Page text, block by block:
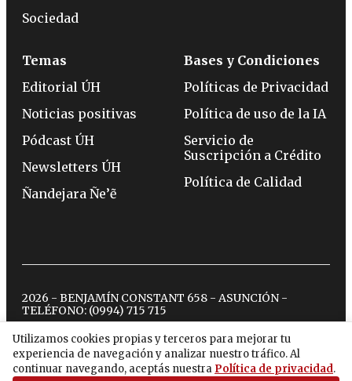
Utilizamos cookies propias y terceros para mejorar tu
experiencia de navegación y analizar nuestro tráfico. Al
continuar navegando, aceptás nuestra Política de privacidad.
Sociedad
Temas
Editorial ÚH
Noticias positivas
Pódcast ÚH
Newsletters ÚH
Ñandejara Ñe’ẽ
Bases y Condiciones
Políticas de Privacidad
Política de uso de la IA
Servicio de
Suscripción a Crédito
Política de Calidad
2026 - BENJAMÍN CONSTANT 658 - ASUNCIÓN -
TELÉFONO: (0994) 715 715
twitterinstagram
facebook
tiktokyoutubespotify